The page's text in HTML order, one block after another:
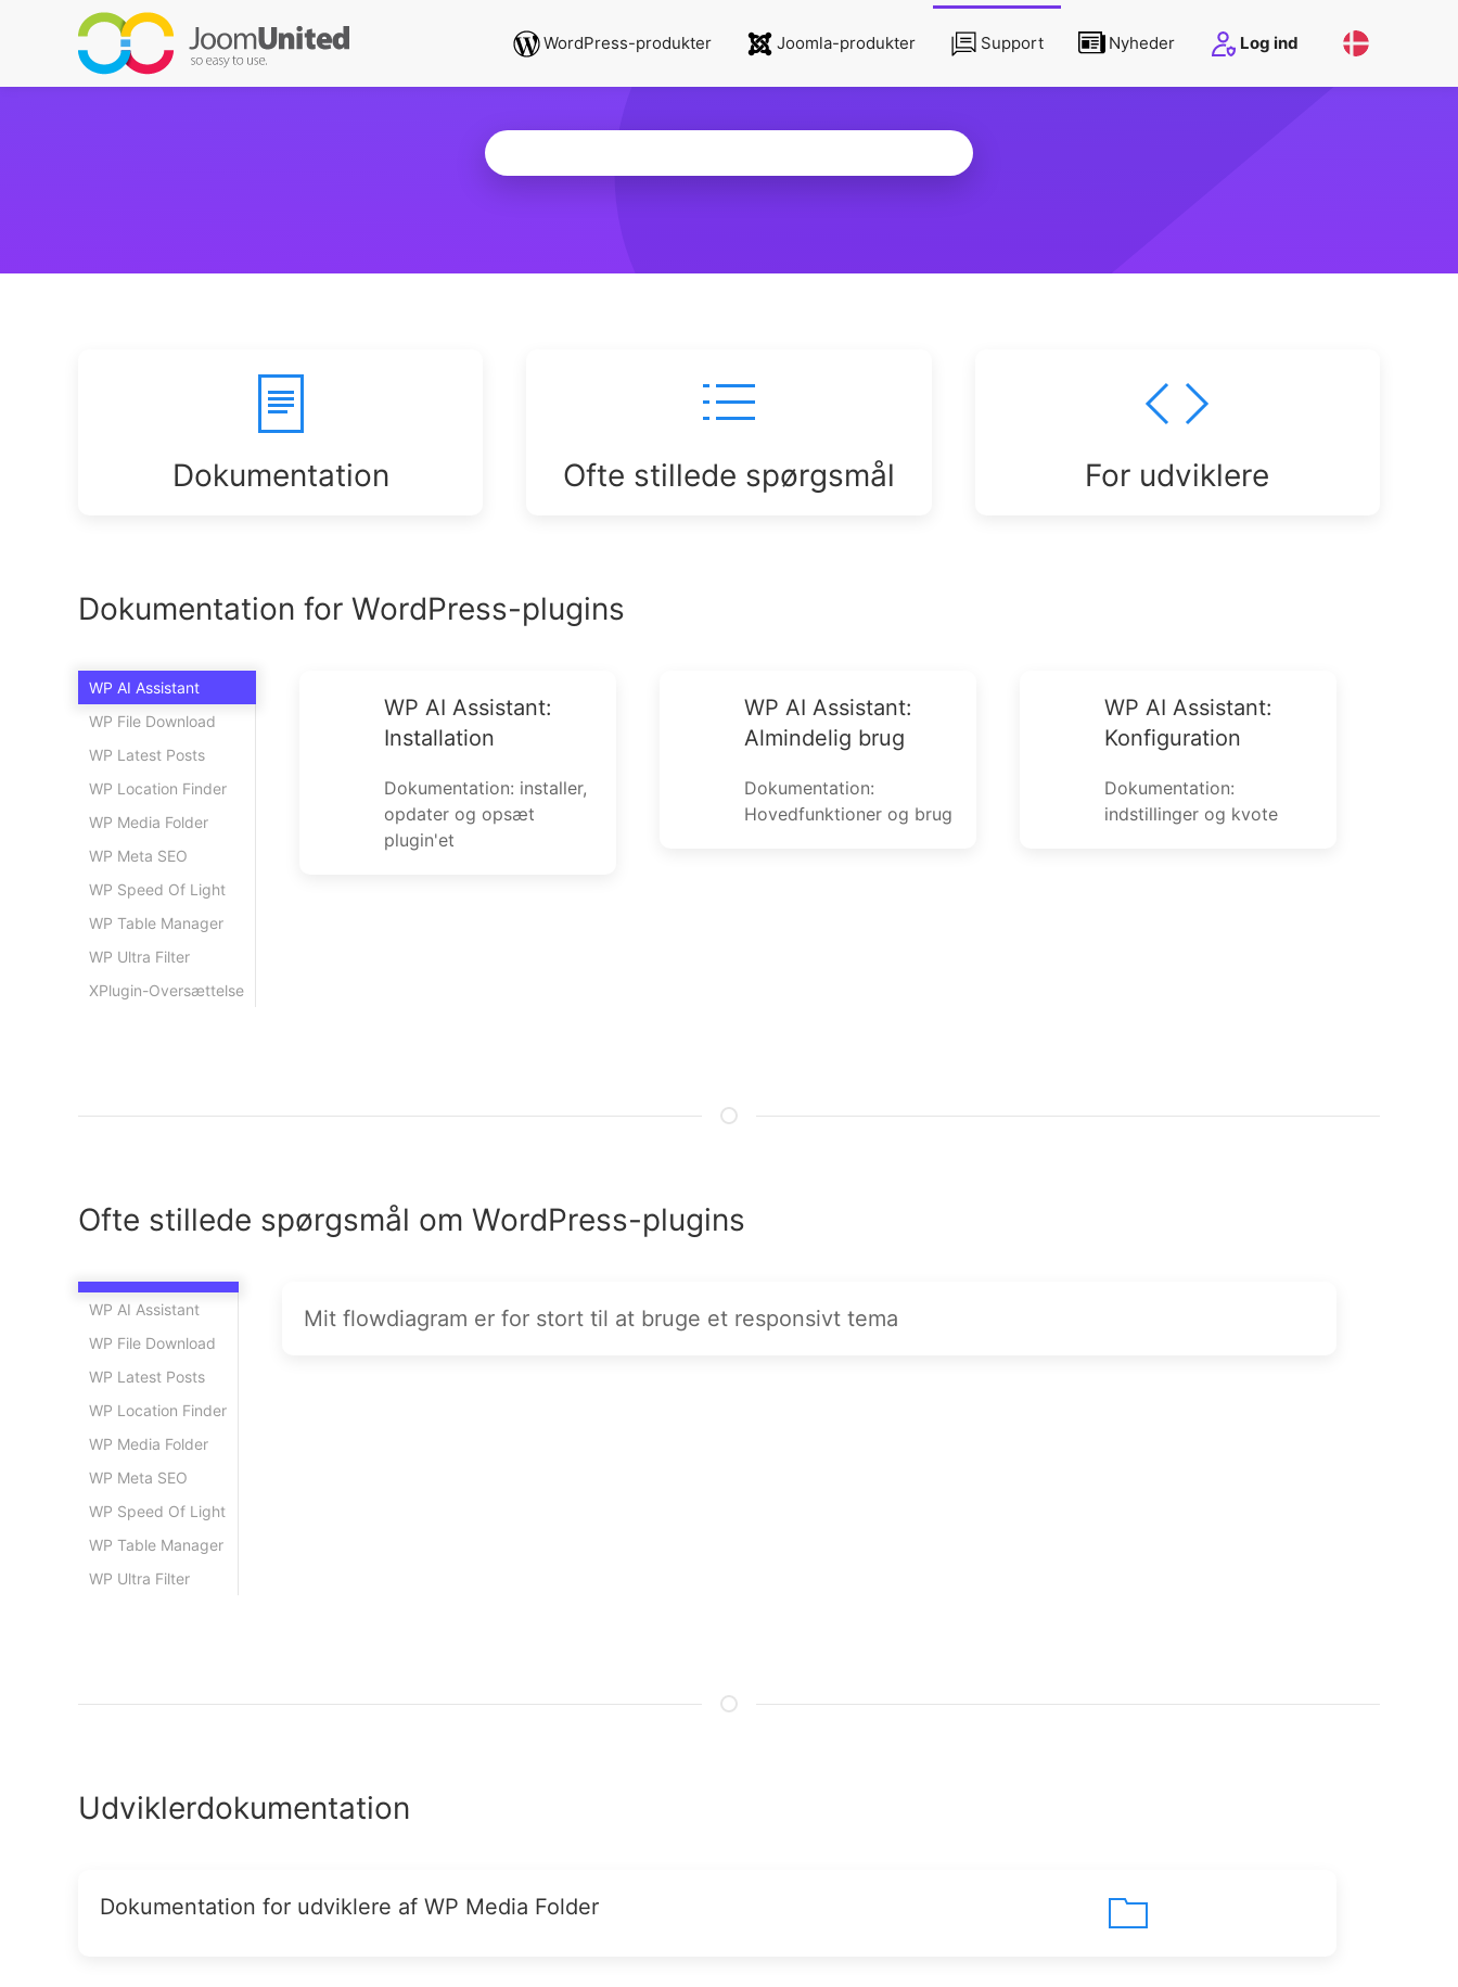
Gå til hovedindhold WordPress-produkter Joomla-produkter Support Nyheder Log ind
Dokumentation Ofte stillede spørgsmål For udviklere
Dokumentation for WordPress-plugins
WP AI Assistant
WP File Download
WP Latest Posts
WP Location Finder
WP Media Folder
WP Meta SEO
WP Speed Of Light
WP Table Manager
WP Ultra Filter
XPlugin-Oversættelse
WP AI Assistant:
Installation
Dokumentation: installer,
opdater og opsæt
plugin'et
WP AI Assistant:
Almindelig brug
Dokumentation:
Hovedfunktioner og brug
WP AI Assistant:
Konfiguration
Dokumentation:
indstillinger og kvote
Ofte stillede spørgsmål om WordPress-plugins
WP AI Assistant
WP File Download
WP Latest Posts
WP Location Finder
WP Media Folder
WP Meta SEO
WP Speed Of Light
WP Table Manager
WP Ultra Filter
Mit flowdiagram er for stort til at bruge et responsivt tema
Udviklerdokumentation
Dokumentation for udviklere af WP Media Folder